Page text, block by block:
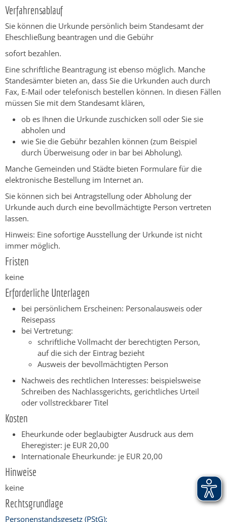
Verfahrensablauf
Sie können die Urkunde persönlich beim Standesamt der
Eheschließung beantragen und die Gebühr
sofort bezahlen.
Eine schriftliche Beantragung ist ebenso möglich. Manche
Standesämter bieten an, dass Sie die Urkunden auch durch
Fax, E-Mail oder telefonisch bestellen können. In diesen Fällen
müssen Sie mit dem Standesamt klären,
ob es Ihnen die Urkunde zuschicken soll oder Sie sie
abholen und
wie Sie die Gebühr bezahlen können (zum Beispiel
durch Überweisung oder in bar bei Abholung).
Manche Gemeinden und Städte bieten Formulare für die
elektronische Bestellung im Internet an.
Sie können sich bei Antragstellung oder Abholung der
Urkunde auch durch eine bevollmächtigte Person vertreten
lassen.
Hinweis: Eine sofortige Ausstellung der Urkunde ist nicht
immer möglich.
Fristen
keine
Erforderliche Unterlagen
bei persönlichem Erscheinen: Personalausweis oder
Reisepass
bei Vertretung:
schriftliche Vollmacht der berechtigten Person,
auf die sich der Eintrag bezieht
Ausweis der bevollmächtigten Person
Nachweis des rechtlichen Interesses: beispielsweise
Schreiben des Nachlassgerichts, gerichtliches Urteil
oder vollstreckbarer Titel
Kosten
Eheurkunde oder beglaubigter Ausdruck aus dem
Eheregister: je EUR 20,00
Internationale Eheurkunde: je EUR 20,00
Hinweise
keine
Rechtsgrundlage
Personenstandsgesetz (PStG):